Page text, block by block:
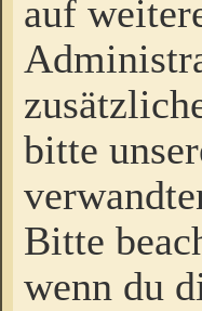
auf
bitte
Bitte
wenn du